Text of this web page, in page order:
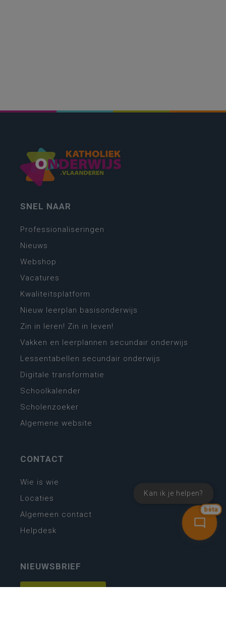
bèta
Kan ik je helpen?
SNEL NAAR
Professionaliseringen
Nieuws
Webshop
Vacatures
Kwaliteitsplatform
Nieuw leerplan basisonderwijs
Zin in leren! Zin in leven!
Vakken en leerplannen secundair onderwijs
Lessentabellen secundair onderwijs
Digitale transformatie
Schoolkalender
Scholenzoeker
Algemene website
CONTACT
Wie is wie
Locaties
Algemeen contact
Helpdesk
NIEUWSBRIEF